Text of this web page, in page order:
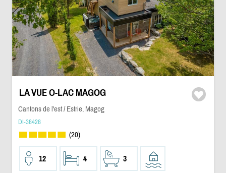
LA VUE O-LAC MAGOG
Cantons de l'est / Estrie, Magog
DI-38428
(20)
12 4 3